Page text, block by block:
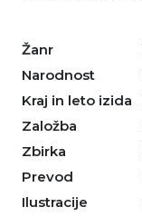
Žanr
Narodnost
Kraj in leto izida
Založba
Zbirka
Prevod
Ilustracije